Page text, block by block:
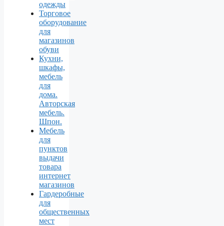
одежды
Торговое
оборудование
для
магазинов
обуви
Кухни,
шкафы,
мебель
для
дома.
Авторская
мебель.
Шпон.
Мебель
для
пунктов
выдачи
товара
интернет
магазинов
Гардеробные
для
общественных
мест